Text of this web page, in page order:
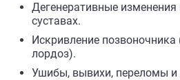
Дегенеративные
суставах.
Искривление позвоночника
лордоз).
Ушибы, вывихи, переломы и